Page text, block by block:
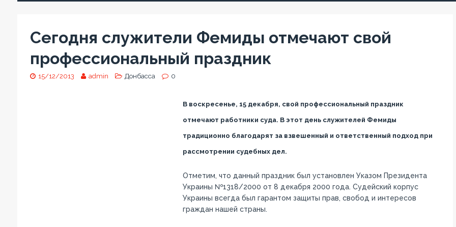
Сегодня служители Фемиды отмечают свой
профессиональный праздник
15/12/2013 admin Донбасса 0
В воскресенье, 15 декабря, свой профессиональный праздник
отмечают работники суда. В этот день служителей Фемиды
традиционно благодарят за взвешенный и ответственный подход при
рассмотрении судебных дел.
Отметим, что данный праздник был установлен Указом Президента
Украины №1318/2000 от 8 декабря 2000 года. Судейский корпус
Украины всегда был гарантом защиты прав, свобод и интересов
граждан нашей страны.